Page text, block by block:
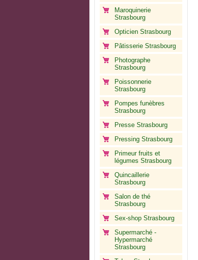
Maroquinerie
Strasbourg
Opticien Strasbourg
Pâtisserie Strasbourg
Photographe
Strasbourg
Poissonnerie
Strasbourg
Pompes funèbres
Strasbourg
Presse Strasbourg
Pressing Strasbourg
Primeur fruits et
légumes Strasbourg
Quincaillerie
Strasbourg
Salon de thé
Strasbourg
Sex-shop Strasbourg
Supermarché -
Hypermarché
Strasbourg